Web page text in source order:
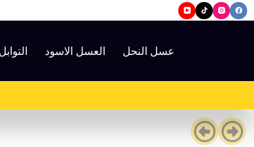
التجاوز
إلى
عسل النحل
العسل الاسود